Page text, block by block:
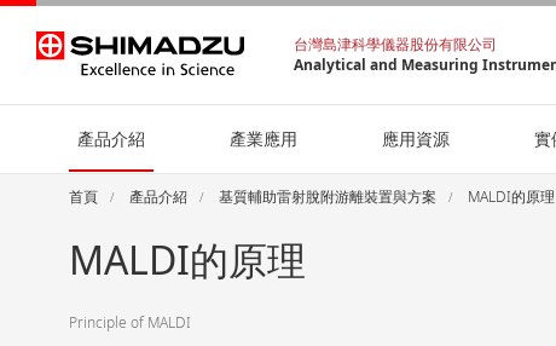
台灣島津科學儀器股份有限公司
Analytical and Measuring
產品介紹 產業應用 應用資源 實
首頁 產品介紹 基質輔助雷射脫附游離裝置與方案 MALDI的原理
MALDI的原理
Principle of MALDI